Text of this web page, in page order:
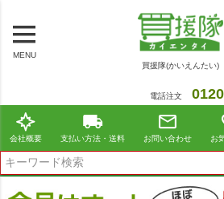
MENU
買援隊(かいえんたい)
電話注文
会社概要 支払い方法・送料 お問い合わせ お